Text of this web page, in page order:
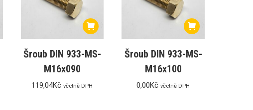
Šroub DIN 933-MS-
M16x090
119,04Kč včetně DPH
Šroub DIN 933-MS-
M16x100
0,00Kč včetně DPH